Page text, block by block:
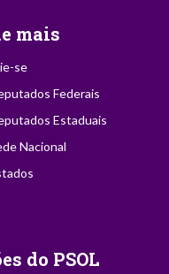
mais
se
Federais
Estaduais
Nacional
do PSOL